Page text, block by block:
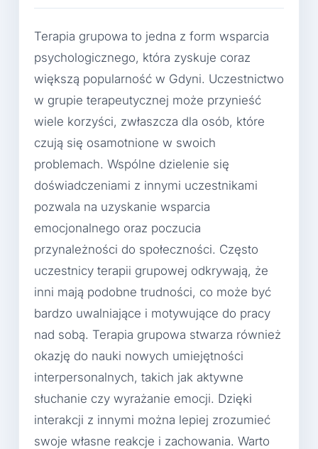
Terapia grupowa to jedna z form wsparcia
psychologicznego, która zyskuje coraz
większą popularność w Gdyni. Uczestnictwo
w grupie terapeutycznej może przynieść
wiele korzyści, zwłaszcza dla osób, które
czują się osamotnione w swoich
problemach. Wspólne dzielenie się
doświadczeniami z innymi uczestnikami
pozwala na uzyskanie wsparcia
emocjonalnego oraz poczucia
przynależności do społeczności. Często
uczestnicy terapii grupowej odkrywają, że
inni mają podobne trudności, co może być
bardzo uwalniające i motywujące do pracy
nad sobą. Terapia grupowa stwarza również
okazję do nauki nowych umiejętności
interpersonalnych, takich jak aktywne
słuchanie czy wyrażanie emocji. Dzięki
interakcji z innymi można lepiej zrozumieć
swoje własne reakcje i zachowania. Warto